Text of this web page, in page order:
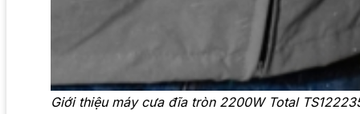
Giới thiệu máy cưa đĩa tròn 2200W Total